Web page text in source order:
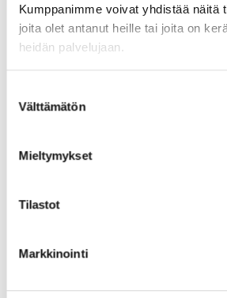
Kumppanimme voivat yhdistää näitä
joita olet antanut heille tai joita on
heidän palvelujaan.
valinta
Välttämätön
Mieltymykset
Tilastot
Markkinointi